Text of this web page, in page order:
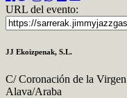
URL del evento:
JJ Ekoizpenak, S.L.
C/ Coronación de la
Alava/Araba